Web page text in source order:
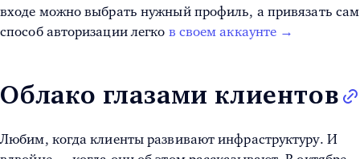
входе можно выбрать нужный профиль, а привязать сам
способ авторизации легко в своем аккаунте →
Облако глазами клиентов
Любим, когда клиенты развивают инфраструктуру. И